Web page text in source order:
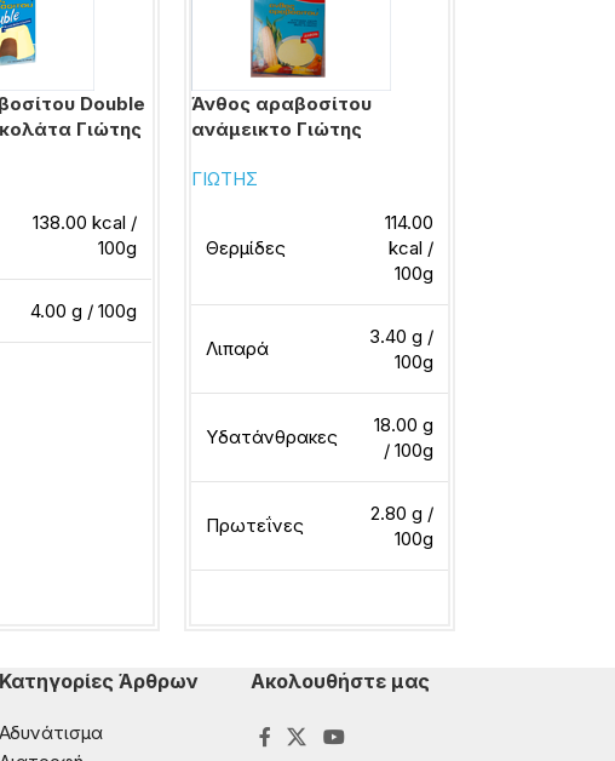
Double
Γιώτης
138.00 kcal /
100g
4.00 g / 100g
Άνθος αραβοσίτου
ανάμεικτο Γιώτης
ΓΙΩΤΗΣ
Θερμίδες
114.00
kcal /
100g
Λιπαρά
3.40 g /
100g
Υδατάνθρακες
18.00 g
/ 100g
Πρωτεΐνες
2.80 g /
100g
Κατηγορίες Άρθρων
Αδυνάτισμα
Ακολουθήστε μας